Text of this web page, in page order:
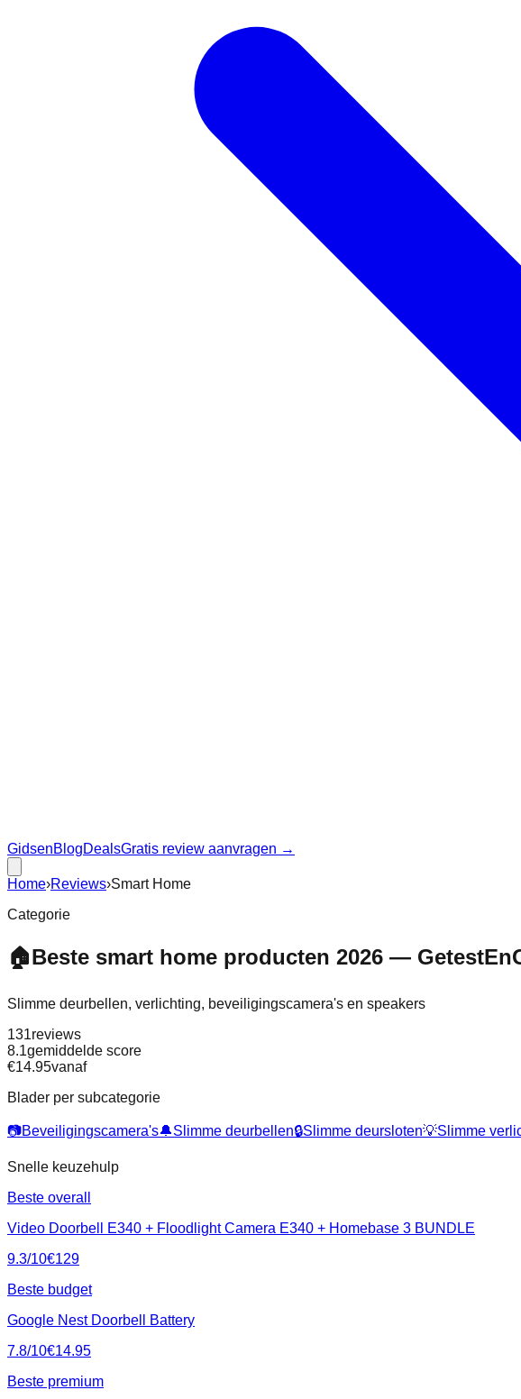
GidsenBlogDealsGratis review aanvragen →
Home›Reviews›Smart Home
Categorie
🏠Beste smart home producten 2026 —
Slimme deurbellen, verlichting, beveiligingscamera's en speakers
131reviews
8.1gemiddelde score
€14.95vanaf
Blader per subcategorie
📷Beveiligingscamera's🔔Slimme deurbellen🔒Slimme deursloten💡Slimme
Snelle keuzehulp
Beste overall
Video Doorbell E340 + Floodlight Camera E340 + Homebase 3 BUNDLE
9.3/10€129
Beste budget
Google Nest Doorbell Battery
7.8/10€14.95
Beste premium